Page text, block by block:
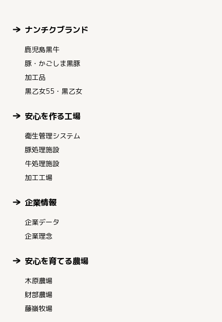
ナンチクブランド
鹿児島黒牛
豚・かごしま黒豚
加工品
黒乙女55・黒乙女
安心を作る工場
衛生管理システム
豚処理施設
牛処理施設
加工工場
企業情報
企業データ
企業理念
安心を育てる農場
木原農場
財部農場
藤嶺牧場